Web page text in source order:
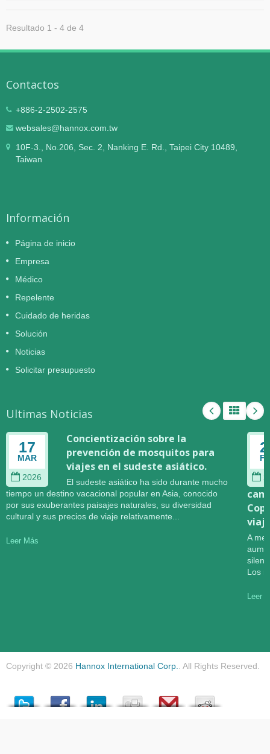
Resultado 1 - 4 de 4
Contactos
+886-2-2502-2575
websales@hannox.com.tw
10F-3., No.206, Sec. 2, Nanking E. Rd., Taipei City 10489,
Taiwan
Información
Página de inicio
Empresa
Médico
Repelente
Cuidado de heridas
Solución
Noticias
Solicitar presupuesto
Ultimas Noticias
17
MAR
2026
Concientización sobre la
prevención de mosquitos para
viajes en el sudeste asiático.
El sudeste asiático ha sido durante mucho
tiempo un destino vacacional popular en Asia, conocido
por sus exuberantes paisajes naturales, su diversidad
cultural y sus precios de viaje relativamente...
Leer Más
A
Los
Leer
Copyright © 2026 Hannox International Corp. . All Rights Reserved.